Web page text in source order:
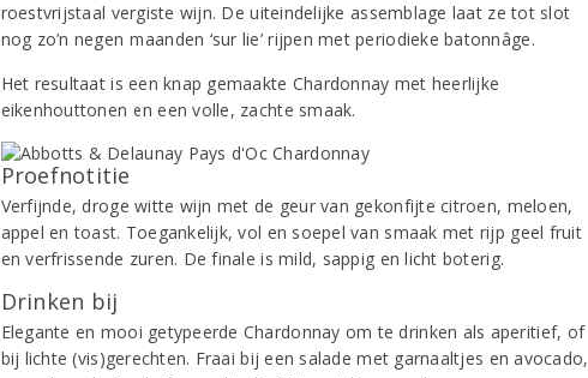
roestvrijstaal vergiste wijn. De uiteindelijke assemblage laat ze tot slot
nog zo’n negen maanden ‘sur lie’ rijpen met periodieke batonnâge.
Het resultaat is een knap gemaakte Chardonnay met heerlijke
eikenhouttonen en een volle, zachte smaak.
Proefnotitie
Verfijnde, droge witte wijn met de geur van gekonfijte citroen, meloen,
appel en toast. Toegankelijk, vol en soepel van smaak met rijp geel fruit
en verfrissende zuren. De finale is mild, sappig en licht boterig.
Drinken bij
Elegante en mooi getypeerde Chardonnay om te drinken als aperitief, of
bij lichte (vis)gerechten. Fraai bij een salade met garnaaltjes en avocado,